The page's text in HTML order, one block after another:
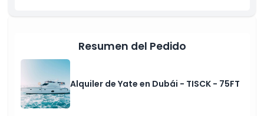
Resumen del Pedido
Alquiler de Yate en Dubái - TISCK - 75FT